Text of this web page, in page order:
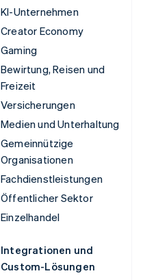
KI-Unternehmen
Creator Economy
Gaming
Bewirtung, Reisen und
Freizeit
Versicherungen
Medien und Unterhaltung
Gemeinnützige
Organisationen
Fachdienstleistungen
Öffentlicher Sektor
Einzelhandel
Integrationen und
Custom-Lösungen